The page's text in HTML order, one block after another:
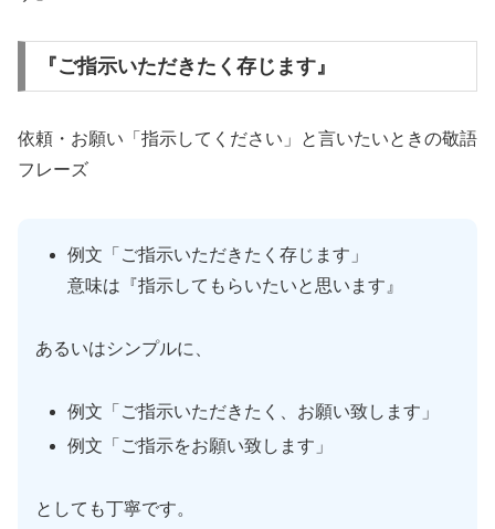
『ご指示いただきたく存じます』
依頼・お願い「指示してください」と言いたいときの敬語
フレーズ
例文「ご指示いただきたく存じます」
意味は『指示してもらいたいと思います』
あるいはシンプルに、
例文「ご指示いただきたく、お願い致します」
例文「ご指示をお願い致します」
としても丁寧です。